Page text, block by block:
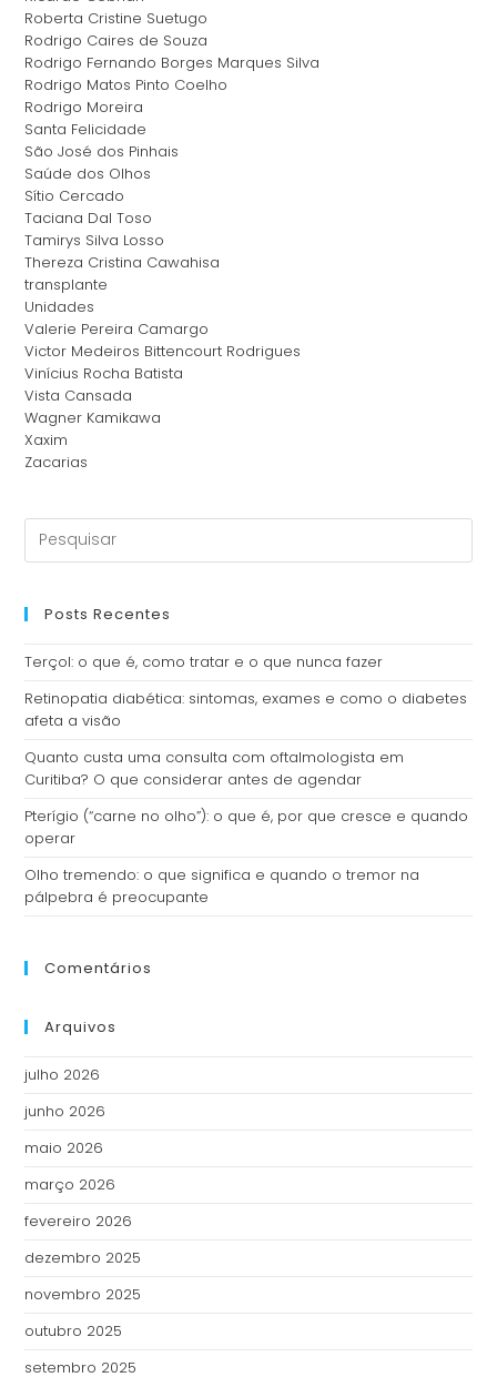
Roberta Cristine Suetugo
Rodrigo Caires de Souza
Rodrigo Fernando Borges Marques Silva
Rodrigo Matos Pinto Coelho
Rodrigo Moreira
Santa Felicidade
São José dos Pinhais
Saúde dos Olhos
Sítio Cercado
Taciana Dal Toso
Tamirys Silva Losso
Thereza Cristina Cawahisa
transplante
Unidades
Valerie Pereira Camargo
Victor Medeiros Bittencourt Rodrigues
Vinícius Rocha Batista
Vista Cansada
Wagner Kamikawa
Xaxim
Zacarias
Posts Recentes
Terçol: o que é, como tratar e o que nunca fazer
Retinopatia diabética: sintomas, exames e como o diabetes
afeta a visão
Quanto custa uma consulta com oftalmologista em
Curitiba? O que considerar antes de agendar
Pterígio (“carne no olho”): o que é, por que cresce e quando
operar
Olho tremendo: o que significa e quando o tremor na
pálpebra é preocupante
Comentários
Arquivos
julho 2026
junho 2026
maio 2026
março 2026
fevereiro 2026
dezembro 2025
novembro 2025
outubro 2025
setembro 2025